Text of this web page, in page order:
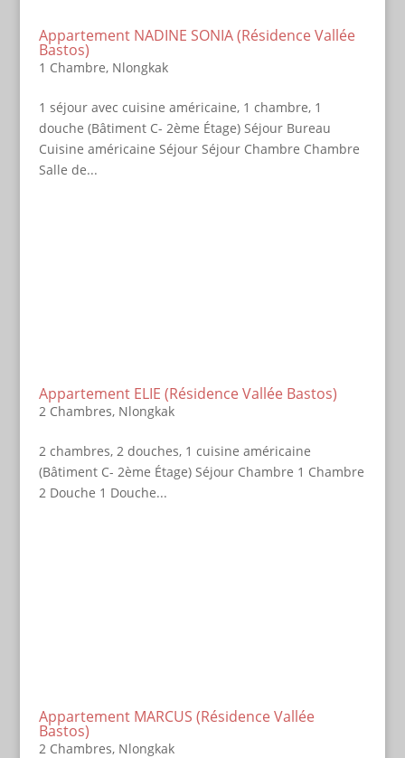
Appartement NADINE SONIA (Résidence Vallée
Bastos)
1 Chambre, Nlongkak
1 séjour avec cuisine américaine, 1 chambre, 1
douche (Bâtiment C- 2ème Étage) Séjour Bureau
Cuisine américaine Séjour Séjour Chambre Chambre
Salle de...
Appartement ELIE (Résidence Vallée Bastos)
2 Chambres, Nlongkak
2 chambres, 2 douches, 1 cuisine américaine
(Bâtiment C- 2ème Étage) Séjour Chambre 1 Chambre
2 Douche 1 Douche...
Appartement MARCUS (Résidence Vallée
Bastos)
2 Chambres, Nlongkak